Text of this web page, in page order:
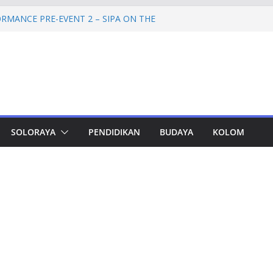
PRE-EVENT 2 – SIPA ON THE
Tampung 2.692 Siswa, Taj Yasin:
Cadangan Rp1,2 Triliun untuk Pilgub
Mulai 2027
SPEM Akan Disidangkan
SOLORAYA PENDIDIKAN BUDAYA KOLOM